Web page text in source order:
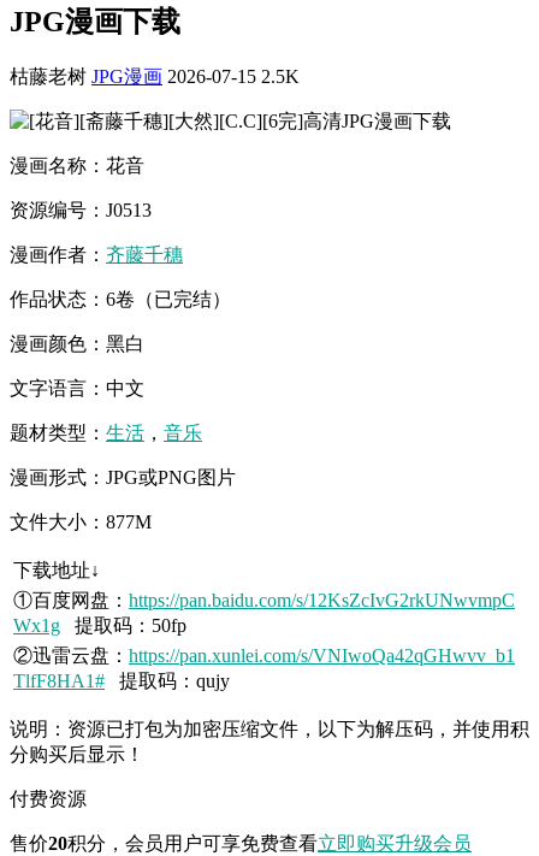
JPG漫画下载
枯藤老树 JPG漫画 2026-07-15 2.5K
漫画名称：花音
资源编号：J0513
漫画作者： 齐藤千穗
作品状态：6卷（已完结）
漫画颜色：黑白
文字语言：中文
题材类型： 生活 ， 音乐
漫画形式：JPG或PNG图片
文件大小：877M
下载地址↓
①百度网盘： https://pan.baidu.com/s/12KsZcIvG2rkUNwvmpC
Wx1g 提取码：50fp
②迅雷云盘： https://pan.xunlei.com/s/VNIwoQa42qGHwvv_b1
TlfF8HA1# 提取码：qujy
说明：资源已打包为加密压缩文件，以下为解压码，并使用积
分购买后显示！
付费资源
售价20积分 ，会员用户可享免费查看立即购买升级会员